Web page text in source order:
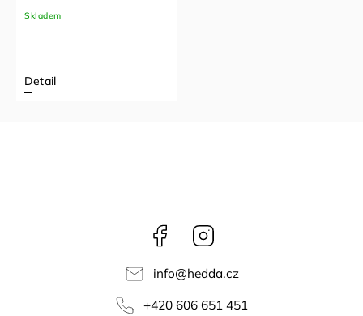
Skladem
Detail
Facebook
info@hedda.cz
+420 606 651 451